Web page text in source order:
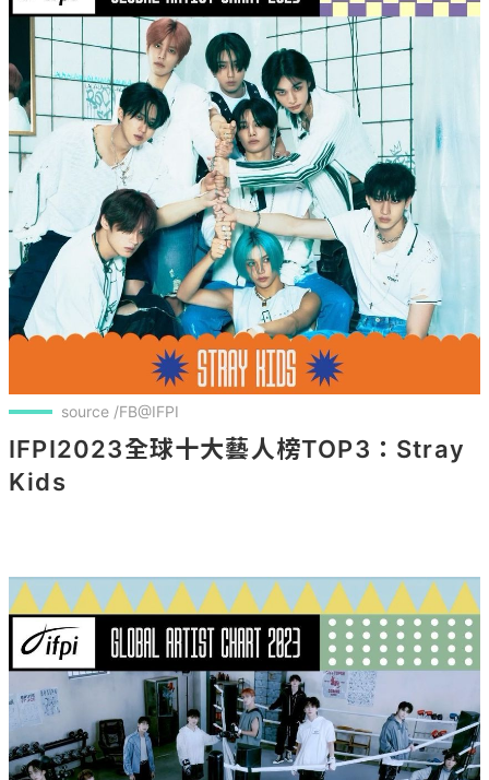
source /FB@IFPI
IFPI2023全球十大藝人榜TOP3：Stray
Kids